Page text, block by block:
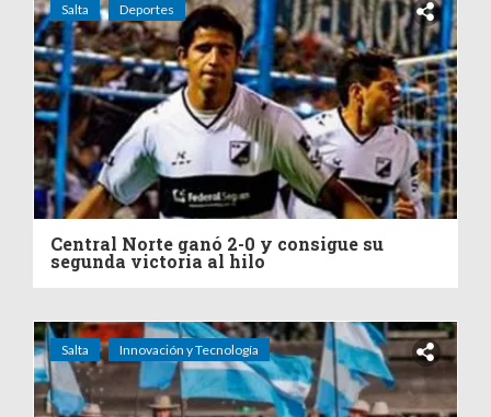
Salta Deportes
Central Norte ganó 2-0 y consigue su
segunda victoria al hilo
Salta Innovación y Tecnología